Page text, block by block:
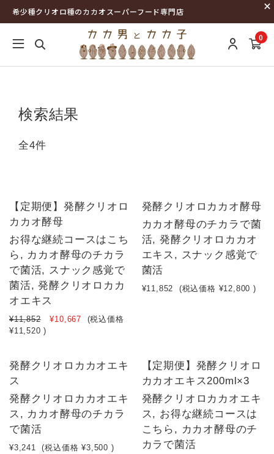
希少種クリオロ種のカカオスーパーフード専門店
0
検索結果
全4件
NEW
【定期便】発酵クリオロ
カカオ酵母
お得な継続コースはこち
ら, カカオ酵母のチカラ
で菌活, スナック感覚で
菌活, 発酵クリオロカカ
オエキス
¥11,852 ¥10,667
(税込価格
¥11,520 )
NEW
発酵クリオロカカオ酵母
カカオ酵母のチカラで菌
活, 発酵クリオロカカオ
エキス, スナック感覚で
菌活
¥11,852 (税込価格 ¥12,800 )
発酵クリオロカカオエキ
ス
発酵クリオロカカオエキ
ス, カカオ酵母のチカラ
で菌活
¥3,241 (税込価格 ¥3,500 )
【定期便】発酵クリオロ
カカオエキス200ml×3
発酵クリオロカカオエキ
ス, お得な継続コースは
こちら, カカオ酵母のチ
カラで菌活